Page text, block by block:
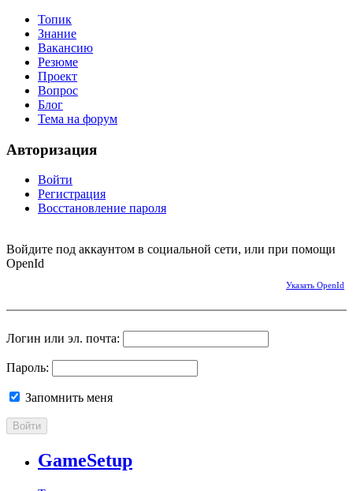
Топик
Знание
Вакансию
Резюме
Проект
Вопрос
Блог
Тема на форум
Авторизация
Войти
Регистрация
Восстановление пароля
Войдите под аккаунтом в социальной сети, или при помощи
OpenId
Указать OpenId
Логин или эл. почта:
Пароль:
Запомнить меня
Войти
GameSetup